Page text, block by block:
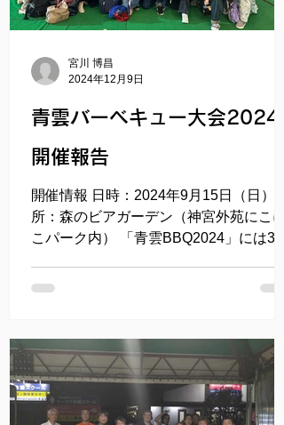
り上がりました。ラストはお馴染みの抽
選会。なんと、ご夫妻で参加の33回生・
興ということで、皆で大笑いし、散会と
真をご覧いただけます。クリックすると
い。​
青雲バーベキュー大会2024
開催報告
開催情報 日時：2024年9月15日（日）
所：森のビアガーデン（神宮外苑にこに
こパーク内） 「青雲BBQ2024」には38
盛況で嬉しい楽しい美味しい会になりま
宮川 博昌
2024年12月9日